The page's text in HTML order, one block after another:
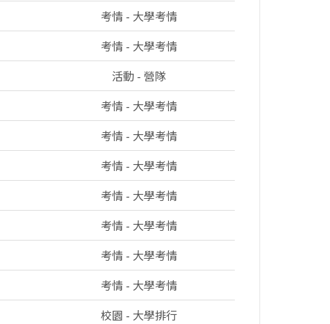
考情 - 大學考情
考情 - 大學考情
活動 - 營隊
考情 - 大學考情
考情 - 大學考情
考情 - 大學考情
考情 - 大學考情
考情 - 大學考情
考情 - 大學考情
考情 - 大學考情
校園 - 大學排行